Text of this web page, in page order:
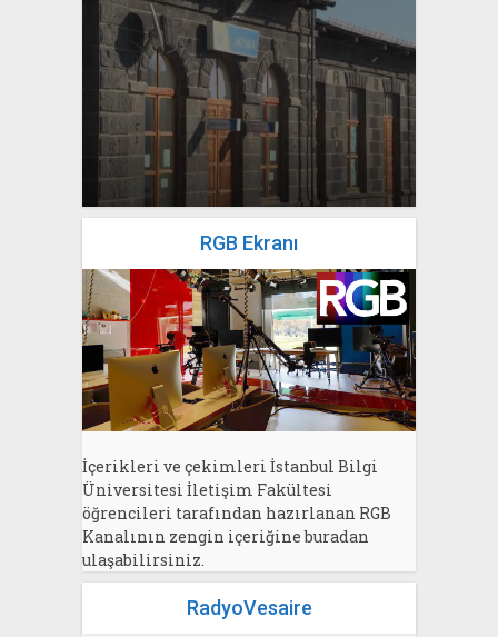
yazan
Bahri Ak
RGB Ekranı
İçerikleri ve çekimleri İstanbul Bilgi
Üniversitesi İletişim Fakültesi
öğrencileri tarafından hazırlanan RGB
Kanalının zengin içeriğine buradan
ulaşabilirsiniz.
RadyoVesaire